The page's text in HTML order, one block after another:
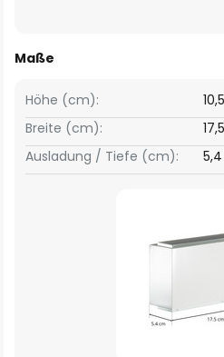
Maße
Breite (cm): 17,5
Höhe (cm): 10,5
Ausladung / Tiefe (cm): 5,4